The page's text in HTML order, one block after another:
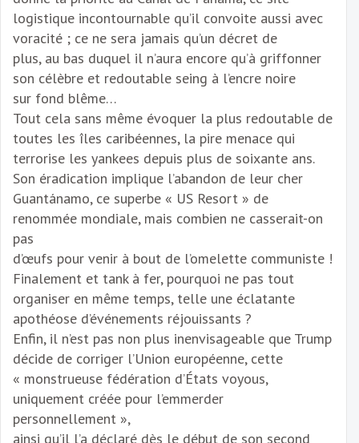
logistique incontournable qu’il convoite aussi avec
voracité ; ce ne sera jamais qu’un décret de
plus, au bas duquel il n’aura encore qu’à griffonner
son célèbre et redoutable seing à l’encre noire
sur fond blême…
Tout cela sans même évoquer la plus redoutable de
toutes les îles caribéennes, la pire menace qui
terrorise les yankees depuis plus de soixante ans.
Son éradication implique l’abandon de leur cher
Guantánamo, ce superbe « US Resort » de
renommée mondiale, mais combien ne casserait-on
pas
d’œufs pour venir à bout de l’omelette communiste !
Finalement et tank à fer, pourquoi ne pas tout
organiser en même temps, telle une éclatante
apothéose d’événements réjouissants ?
Enfin, il n’est pas non plus inenvisageable que Trump
décide de corriger l’Union européenne, cette
« monstrueuse fédération d’États voyous,
uniquement créée pour l’emmerder
personnellement »,
ainsi qu’il l’a déclaré dès le début de son second